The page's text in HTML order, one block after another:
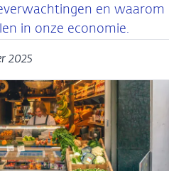
en waarom
in onze economie.
2025